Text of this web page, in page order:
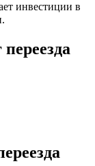
инвестиции в